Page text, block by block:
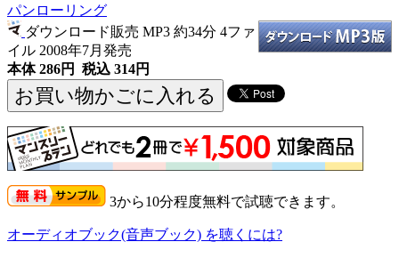
パンローリング
ダウンロード販売 MP3 約34分 4ファ
イル 2008年7月発売
本体 286円 税込 314円
3から10分程度無料で試聴できます。
オーディオブック(音声ブック) を聴くには?